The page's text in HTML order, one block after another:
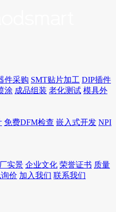
件采购 SMT贴片加工 DIP插件
涂 成品组装 老化测试 模具外
免费DFM检查 嵌入式开发 NPI
实景 企业文化 荣誉证书 质量
价 加入我们 联系我们